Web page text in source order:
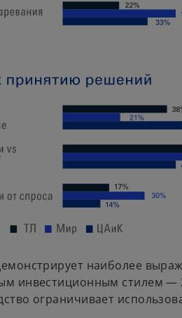
наиболее
инвестиционным стилем —
ограничивает